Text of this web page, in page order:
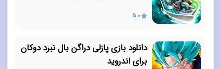
5.0
دانلود بازی پازلی دراگن بال نبرد دوکان
برای اندروید